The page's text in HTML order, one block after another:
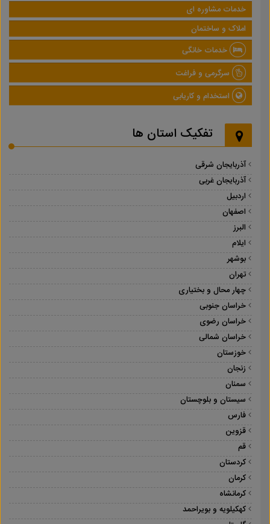
خدمات مشاوره ای
املاک و ساختمان
خدمات خانگی
سرگرمی و فراغت
استخدام و کاریابی
تفکیک استان ها
آذربایجان شرقی
آذربایجان غربی
اردبیل
اصفهان
البرز
ایلام
بوشهر
تهران
چهار محال و بختیاری
خراسان جنوبی
خراسان رضوی
خراسان شمالی
خوزستان
زنجان
سمنان
سیستان و بلوچستان
فارس
قزوین
قم
کردستان
کرمان
کرمانشاه
کهکیلویه و بویراحمد